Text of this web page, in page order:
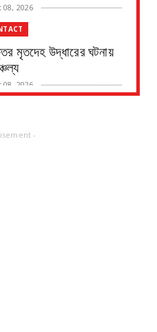
08, 2026
মৃতদেহ উদ্ধারের ঘটনায়
08, 2026
বন্ধ, ভাঙ্গা হবে পুজোর
-